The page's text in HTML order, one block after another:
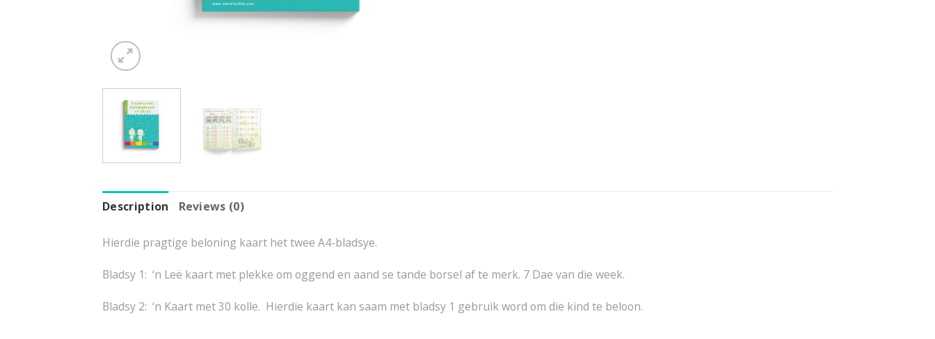
Description Reviews (0)
Hierdie pragtige beloning kaart het twee A4-bladsye.
Bladsy 1: ‘n Leë kaart met plekke om oggend en aand se tande borsel af te merk. 7 Dae van die week.
Bladsy 2: ‘n Kaart met 30 kolle. Hierdie kaart kan saam met bladsy 1 gebruik word om die kind te beloon.